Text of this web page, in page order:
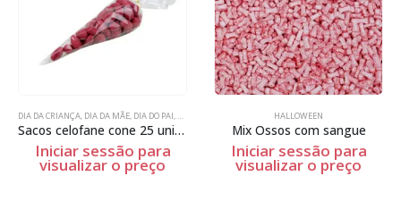
NAMORADOS,HALLOWEEN,NATAL,PÁSCOA,
HALLOWEEN
Mix Ossos com sangue
Iniciar sessão para
visualizar o preço
DIA DA CRIANÇA,HALLOWEEN
Iniciar sessão para
visualizar o preço